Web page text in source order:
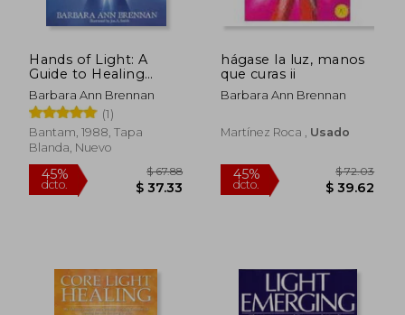
Hands of Light: A
Guide to Healing
Through the Human
Energy Field (en
Inglés)
Barbara Ann Brennan
(1)
Bantam, 1988, Tapa
Blanda, Nuevo
hágase la luz, manos
que curas ii
Barbara Ann Brennan
Martínez Roca , Usado